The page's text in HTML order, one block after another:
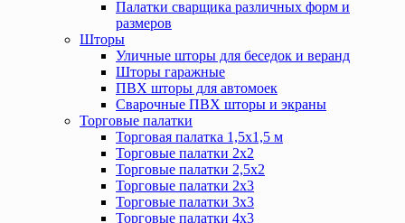
Палатки сварщика различных форм и
размеров
Шторы
Уличные шторы для беседок и веранд
Шторы гаражные
ПВХ шторы для автомоек
Сварочные ПВХ шторы и экраны
Торговые палатки
Торговая палатка 1,5х1,5 м
Торговые палатки 2х2
Торговые палатки 2,5х2
Торговые палатки 2х3
Торговые палатки 3х3
Торговые палатки 4х3